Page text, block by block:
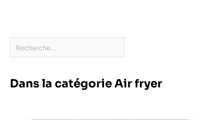
Dans la catégorie Air fryer